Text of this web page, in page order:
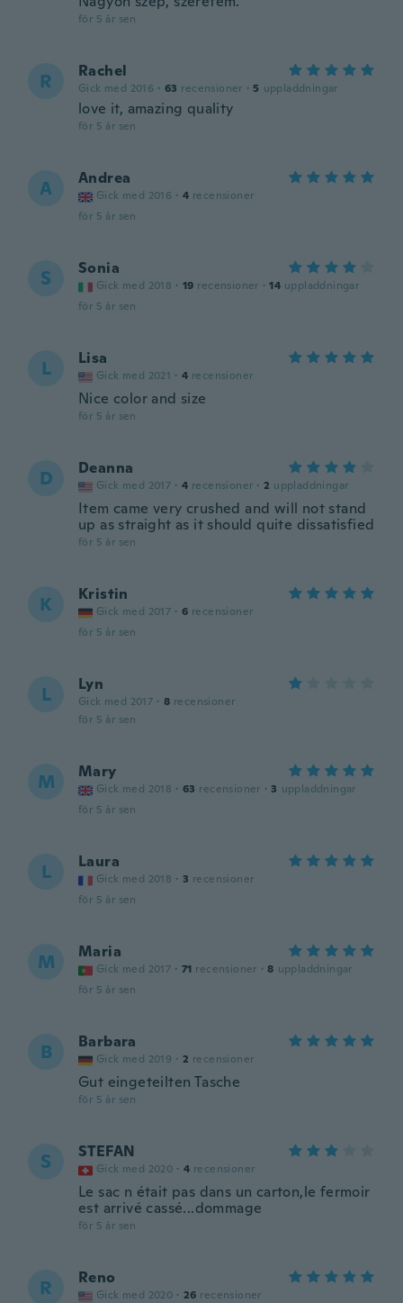
för 5 år sen
R Rachel
Gick med 2016 · 63 recensioner · 5 uppladdningar
love it, amazing quality
för 5 år sen
A Andrea
Gick med 2016 · 4 recensioner
för 5 år sen
S Sonia
Gick med 2018 · 19 recensioner · 14 uppladdningar
för 5 år sen
L Lisa
Gick med 2021 · 4 recensioner
Nice color and size
för 5 år sen
D Deanna
Gick med 2017 · 4 recensioner · 2 uppladdningar
Item came very crushed and will not stand
up as straight as it should quite dissatisfied
för 5 år sen
K Kristin
Gick med 2017 · 6 recensioner
för 5 år sen
L Lyn
Gick med 2017 · 8 recensioner
för 5 år sen
M Mary
Gick med 2018 · 63 recensioner · 3 uppladdningar
för 5 år sen
L Laura
Gick med 2018 · 3 recensioner
för 5 år sen
M Maria
Gick med 2017 · 71 recensioner · 8 uppladdningar
för 5 år sen
B Barbara
Gick med 2019 · 2 recensioner
Gut eingeteilten Tasche
för 5 år sen
S STEFAN
Gick med 2020 · 4 recensioner
Le sac n était pas dans un carton,le fermoir
est arrivé cassé...dommage
för 5 år sen
R Reno
Gick med 2020 · 26 recensioner